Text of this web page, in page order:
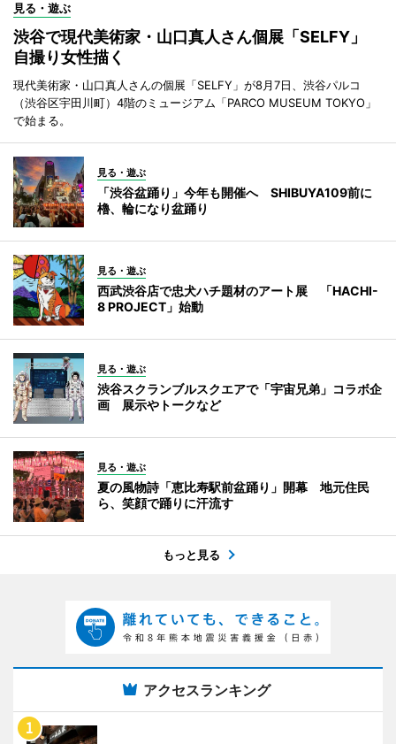
見る・遊ぶ
渋谷で現代美術家・山口真人さん個展「SELFY」
自撮り女性描く
現代美術家・山口真人さんの個展「SELFY」が8月7日、渋谷パルコ
（渋谷区宇田川町）4階のミュージアム「PARCO MUSEUM TOKYO」
で始まる。
見る・遊ぶ
「渋谷盆踊り」今年も開催へ SHIBUYA109前に
櫓、輪になり盆踊り
見る・遊ぶ
西武渋谷店で忠犬ハチ題材のアート展 「HACHI-
8 PROJECT」始動
見る・遊ぶ
渋谷スクランブルスクエアで「宇宙兄弟」コラボ企
画 展示やトークなど
見る・遊ぶ
夏の風物詩「恵比寿駅前盆踊り」開幕 地元住民
ら、笑顔で踊りに汗流す
もっと見る
アクセスランキング